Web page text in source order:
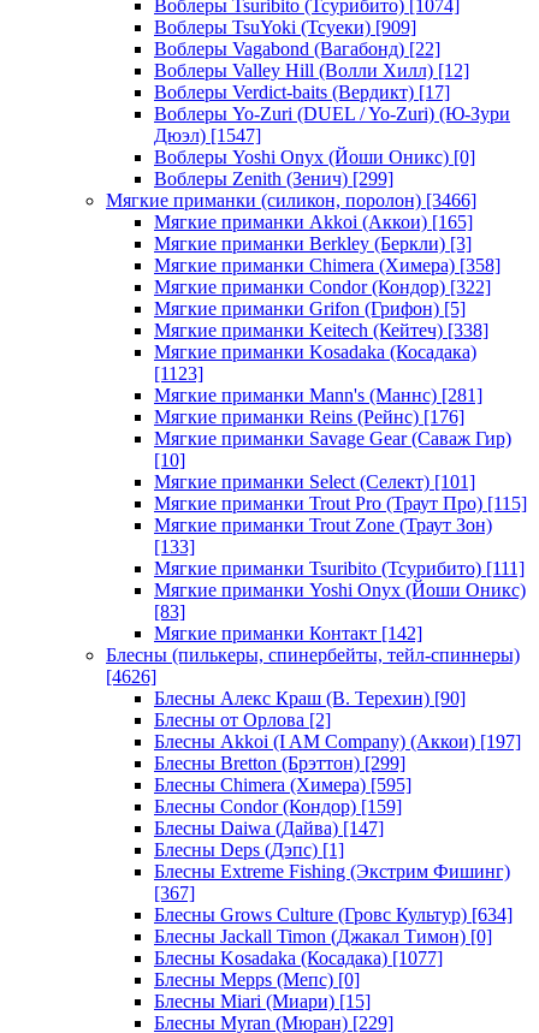
Воблеры Tsuribito (Тсурибито) [1074]
Воблеры TsuYoki (Тсуеки) [909]
Воблеры Vagabond (Вагабонд) [22]
Воблеры Valley Hill (Волли Хилл) [12]
Воблеры Verdict-baits (Вердикт) [17]
Воблеры Yo-Zuri (DUEL / Yo-Zuri) (Ю-Зури
Дюэл) [1547]
Воблеры Yoshi Onyx (Йоши Оникс) [0]
Воблеры Zenith (Зенич) [299]
Мягкие приманки (силикон, поролон) [3466]
Мягкие приманки Akkoi (Аккои) [165]
Мягкие приманки Berkley (Беркли) [3]
Мягкие приманки Chimera (Химера) [358]
Мягкие приманки Condor (Кондор) [322]
Мягкие приманки Grifon (Грифон) [5]
Мягкие приманки Keitech (Кейтеч) [338]
Мягкие приманки Kosadaka (Косадака)
[1123]
Мягкие приманки Mann's (Маннс) [281]
Мягкие приманки Reins (Рейнс) [176]
Мягкие приманки Savage Gear (Саваж Гир)
[10]
Мягкие приманки Select (Селект) [101]
Мягкие приманки Trout Pro (Траут Про) [115]
Мягкие приманки Trout Zone (Траут Зон)
[133]
Мягкие приманки Tsuribito (Тсурибито) [111]
Мягкие приманки Yoshi Onyx (Йоши Оникс)
[83]
Мягкие приманки Контакт [142]
Блесны (пилькеры, спинербейты, тейл-спиннеры)
[4626]
Блесны Алекс Краш (В. Терехин) [90]
Блесны от Орлова [2]
Блесны Akkoi (I AM Company) (Аккои) [197]
Блесны Bretton (Брэттон) [299]
Блесны Chimera (Химера) [595]
Блесны Condor (Кондор) [159]
Блесны Daiwa (Дайва) [147]
Блесны Deps (Дэпс) [1]
Блесны Extreme Fishing (Экстрим Фишинг)
[367]
Блесны Grows Culture (Гровс Культур) [634]
Блесны Jackall Timon (Джакал Тимон) [0]
Блесны Kosadaka (Косадака) [1077]
Блесны Mepps (Мепс) [0]
Блесны Miari (Миари) [15]
Блесны Myran (Мюран) [229]